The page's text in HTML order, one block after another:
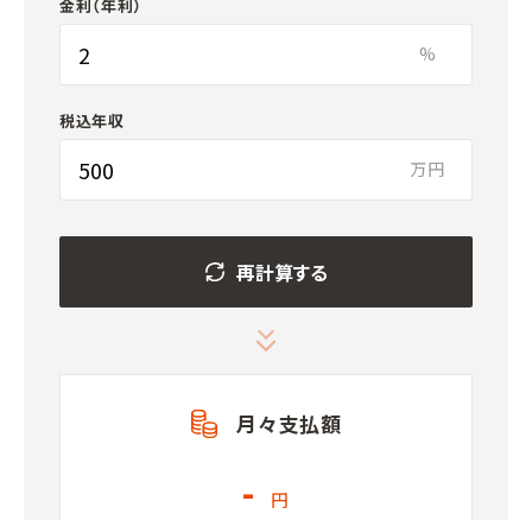
金利（年利）
%
税込年収
万円
再計算する
月々支払額
- 円